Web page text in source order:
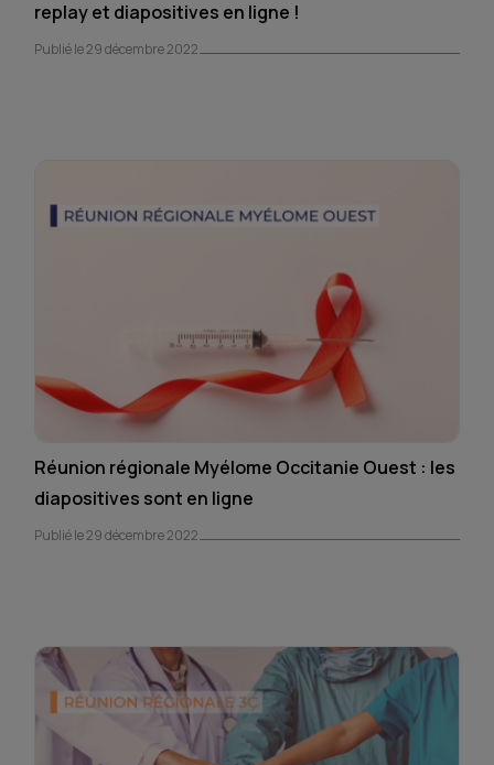
replay et diapositives en ligne !
Publié le 29 décembre 2022
Réunion régionale Myélome Occitanie Ouest : les
diapositives sont en ligne
Publié le 29 décembre 2022